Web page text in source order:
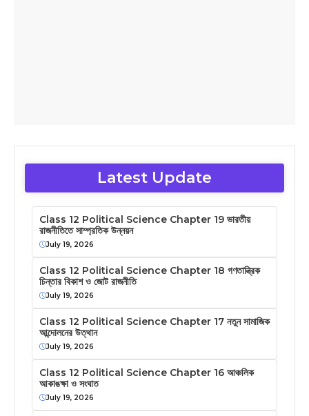
Latest Update
Class 12 Political Science Chapter 19 ভারতীয়
রাজনীতিতে সাম্প্রতিক উন্নয়ন
July 19, 2026
Class 12 Political Science Chapter 18 গণতান্ত্রিক
চিন্তার বিকাশ ও জোট রাজনীতি
July 19, 2026
Class 12 Political Science Chapter 17 নতুন সামাজিক
আন্দোলনের উত্থান
July 19, 2026
Class 12 Political Science Chapter 16 আঞ্চলিক
আকাঙক্ষা ও সংঘাত
July 19, 2026